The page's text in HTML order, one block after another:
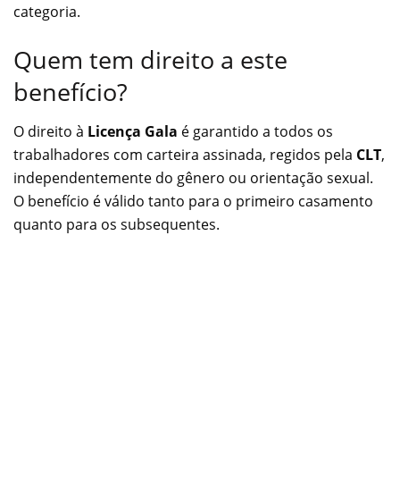
categoria.
Quem tem direito a este
benefício?
O direito à Licença Gala é garantido a todos os
trabalhadores com carteira assinada, regidos pela CLT,
independentemente do gênero ou orientação sexual.
O benefício é válido tanto para o primeiro casamento
quanto para os subsequentes.